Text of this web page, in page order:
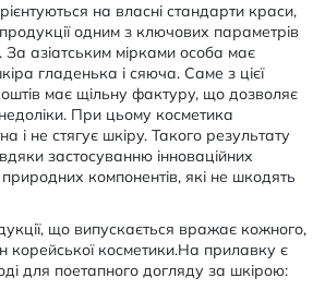
на власні стандарти краси,
одним з ключових параметрів
За азіатським мірками особа має
гладенька і сяюча. Саме з цієї
має щільну фактуру, що дозволяє
При цьому косметика
і не стягує шкіру. Такого результату
застосуванню інноваційних
природних компонентів, які не шкодять
що випускається вражає кожного,
корейської косметики.На прилавку є
для поетапного догляду за шкірою: